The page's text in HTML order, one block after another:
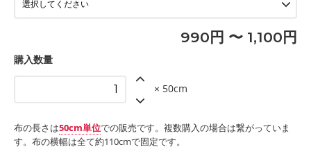
990円 〜 1,100円
購入数量
× 50cm
布の長さは50cm単位での販売です。複数購入の場合は繋がっていま
す。布の横幅は全て約110cmで固定です。